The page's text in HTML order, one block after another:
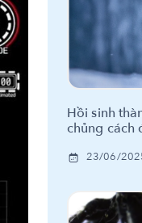
Hồi sinh
chủng cách
23/06/